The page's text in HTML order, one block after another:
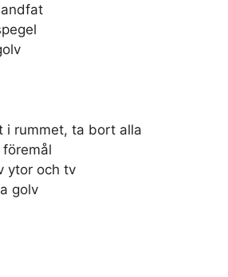
i rummet, ta bort alla
ytor och tv
golv